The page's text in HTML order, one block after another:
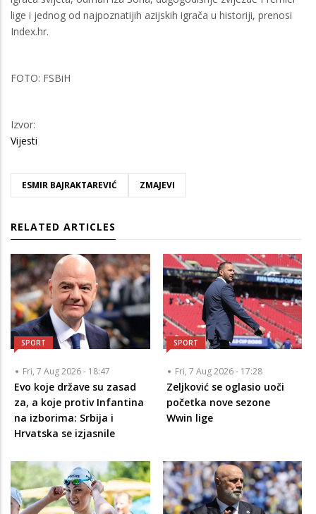
lige i jednog od najpoznatijih azijskih igrača u historiji, prenosi
Index.hr.
FOTO: FSBiH
Izvor:
Vijesti
ESMIR BAJRAKTAREVIĆ ZMAJEVI
RELATED ARTICLES
SPORT
Fri, 7 Aug 2026 - 18:47
Evo koje države su zasad
za, a koje protiv Infantina
na izborima: Srbija i
Hrvatska se izjasnile
SPORT
Fri, 7 Aug 2026 - 17:28
Zeljković se oglasio uoči
početka nove sezone
Wwin lige